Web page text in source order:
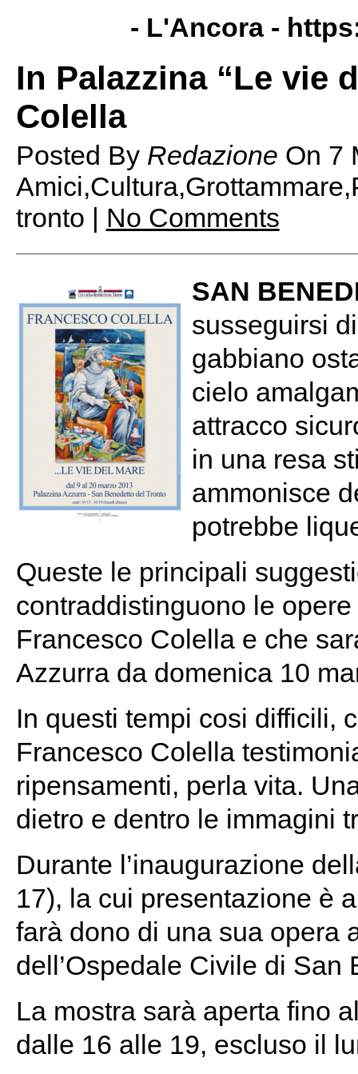
- L'Ancora -
In Palazzina “Le vie
Colella
Posted By Redazione On 7
tronto | No Comments
SAN
susseguirsi
gabbiano
cielo
attracco
in una resa
ammonisce
potrebbe
Queste le principali
contraddistinguono le
Francesco Colella e che
Azzurra da domenica 10
In questi tempi cosi difficili,
Francesco Colella
ripensamenti, perla vita.
dietro e dentro le immagini
Durante l’inaugurazione
17), la cui presentazione è
farà dono di una sua opera
dell’Ospedale Civile di San
La mostra sarà aperta fino
dalle 16 alle 19, escluso il